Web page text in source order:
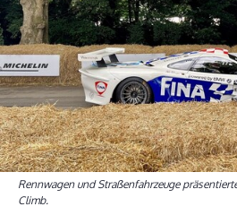
Rennwagen und Straßenfahrzeuge
Climb.